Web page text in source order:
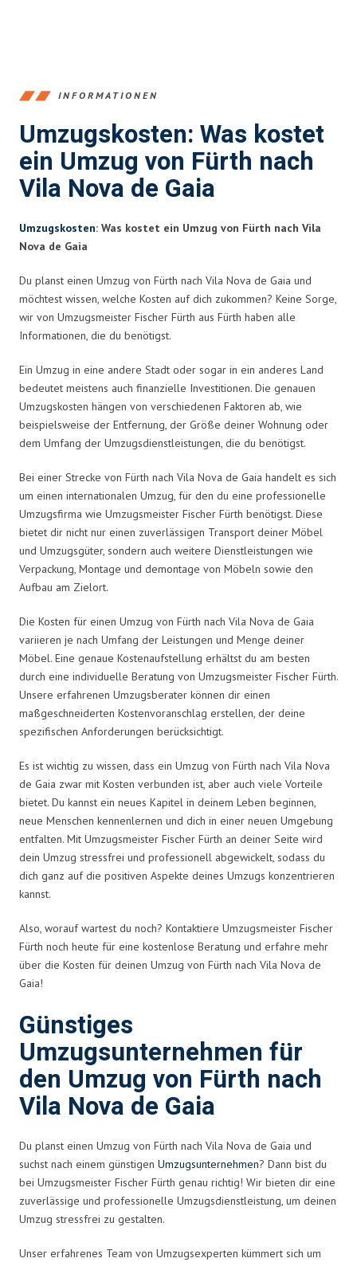
INFORMATIONEN
Umzugskosten: Was kostet
ein Umzug von Fürth nach
Vila Nova de Gaia
Umzugskosten: Was kostet ein Umzug von Fürth nach Vila
Nova de Gaia
Du planst einen Umzug von Fürth nach Vila Nova de Gaia und
möchtest wissen, welche Kosten auf dich zukommen? Keine Sorge,
wir von Umzugsmeister Fischer Fürth aus Fürth haben alle
Informationen, die du benötigst.
Ein Umzug in eine andere Stadt oder sogar in ein anderes Land
bedeutet meistens auch finanzielle Investitionen. Die genauen
Umzugskosten hängen von verschiedenen Faktoren ab, wie
beispielsweise der Entfernung, der Größe deiner Wohnung oder
dem Umfang der Umzugsdienstleistungen, die du benötigst.
Bei einer Strecke von Fürth nach Vila Nova de Gaia handelt es sich
um einen internationalen Umzug, für den du eine professionelle
Umzugsfirma wie Umzugsmeister Fischer Fürth benötigst. Diese
bietet dir nicht nur einen zuverlässigen Transport deiner Möbel
und Umzugsgüter, sondern auch weitere Dienstleistungen wie
Verpackung, Montage und demontage von Möbeln sowie den
Aufbau am Zielort.
Die Kosten für einen Umzug von Fürth nach Vila Nova de Gaia
variieren je nach Umfang der Leistungen und Menge deiner
Möbel. Eine genaue Kostenaufstellung erhältst du am besten
durch eine individuelle Beratung von Umzugsmeister Fischer Fürth.
Unsere erfahrenen Umzugsberater können dir einen
maßgeschneiderten Kostenvoranschlag erstellen, der deine
spezifischen Anforderungen berücksichtigt.
Es ist wichtig zu wissen, dass ein Umzug von Fürth nach Vila Nova
de Gaia zwar mit Kosten verbunden ist, aber auch viele Vorteile
bietet. Du kannst ein neues Kapitel in deinem Leben beginnen,
neue Menschen kennenlernen und dich in einer neuen Umgebung
entfalten. Mit Umzugsmeister Fischer Fürth an deiner Seite wird
dein Umzug stressfrei und professionell abgewickelt, sodass du
dich ganz auf die positiven Aspekte deines Umzugs konzentrieren
kannst.
Also, worauf wartest du noch? Kontaktiere Umzugsmeister Fischer
Fürth noch heute für eine kostenlose Beratung und erfahre mehr
über die Kosten für deinen Umzug von Fürth nach Vila Nova de
Gaia!
Günstiges
Umzugsunternehmen für
den Umzug von Fürth nach
Vila Nova de Gaia
Du planst einen Umzug von Fürth nach Vila Nova de Gaia und
suchst nach einem günstigen Umzugsunternehmen? Dann bist du
bei Umzugsmeister Fischer Fürth genau richtig! Wir bieten dir eine
zuverlässige und professionelle Umzugsdienstleistung, um deinen
Umzug stressfrei zu gestalten.
Unser erfahrenes Team von Umzugsexperten kümmert sich um